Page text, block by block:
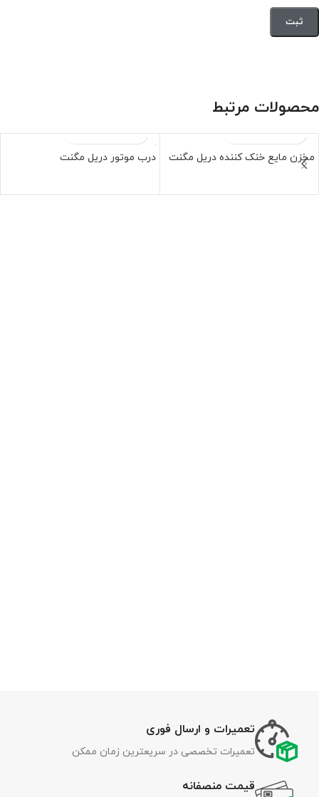
محصولات مرتبط
مخزن مایع خنک کننده دریل مگنت درب موتور دریل مگنت
تعمیرات و ارسال فوری
تعمیرات تخصصی در سریعترین زمان ممکن
قیمت منصفانه